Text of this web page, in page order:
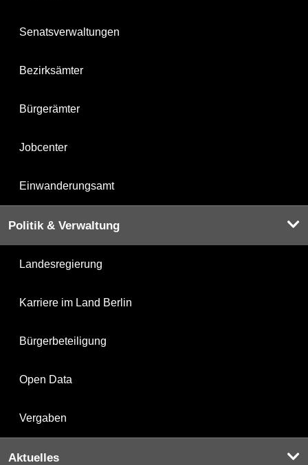
Senatsverwaltungen
Bezirksämter
Bürgerämter
Jobcenter
Einwanderungsamt
Politik & Verwaltung
Landesregierung
Karriere im Land Berlin
Bürgerbeteiligung
Open Data
Vergaben
Aktuelles